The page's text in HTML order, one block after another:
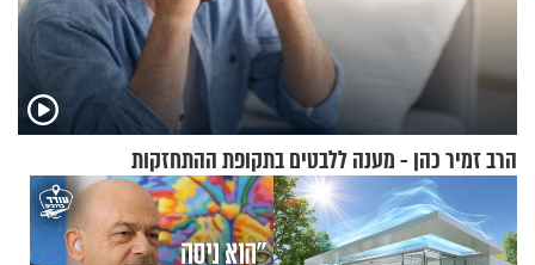
הרב זמיר כהן - מענה ללבטים בתקופת ההתחזקות